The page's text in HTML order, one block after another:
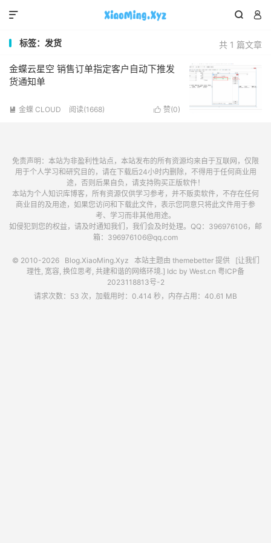
 

共 1 篇文章
标签：发货
金蝶云星空 销售订单指定客户自动下推发
货通知单
 赞(0)
 金蝶 CLOUD 阅读(1668)
免责声明：本站为非盈利性站点，本站发布的所有资源均来自于互联网，仅限
用于个人学习和研究目的，请在下载后24小时内删除，不得用于任何商业用
途，否则后果自负，请支持购买正版软件！
本站为个人知识库博客，所有资源仅供学习参考，并不贩卖软件，不存在任何
商业目的及用途，如果您访问和下载此文件，表示您同意只将此文件用于参
考、学习而非其他用途。
如侵犯到您的权益，请及时通知我们，我们会及时处理。QQ：396976106，邮
箱：396976106@qq.com
© 2010-2026 Blog.XiaoMing.Xyz 本站主题由 themebetter提供 [让我们
理性, 宽容, 换位思考, 共建和谐的网络环境.] Idc by West.cn 粤ICP备
2023118813号-2
请求次数：53 次，加载用时：0.414 秒，内存占用：40.61 MB